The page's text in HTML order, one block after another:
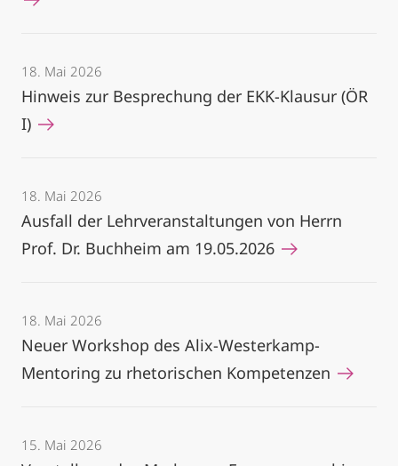
18. Mai 2026
Hinweis zur Besprechung der EKK-Klausur (ÖR
I)
18. Mai 2026
Ausfall der Lehrveranstaltungen von Herrn
Prof. Dr. Buchheim am 19.05.2026
18. Mai 2026
Neuer Workshop des Alix-Westerkamp-
Mentoring zu rhetorischen Kompetenzen
15. Mai 2026